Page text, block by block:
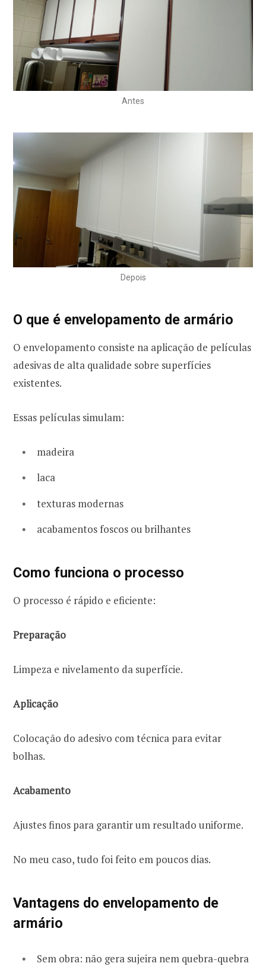
Antes
Depois
O que é envelopamento de armário
O envelopamento consiste na aplicação de películas
adesivas de alta qualidade sobre superfícies
existentes.
Essas películas simulam:
madeira
laca
texturas modernas
acabamentos foscos ou brilhantes
Como funciona o processo
O processo é rápido e eficiente:
Preparação
Limpeza e nivelamento da superfície.
Aplicação
Colocação do adesivo com técnica para evitar
bolhas.
Acabamento
Ajustes finos para garantir um resultado uniforme.
No meu caso, tudo foi feito em poucos dias.
Vantagens do envelopamento de
armário
Sem obra: não gera sujeira nem quebra-quebra